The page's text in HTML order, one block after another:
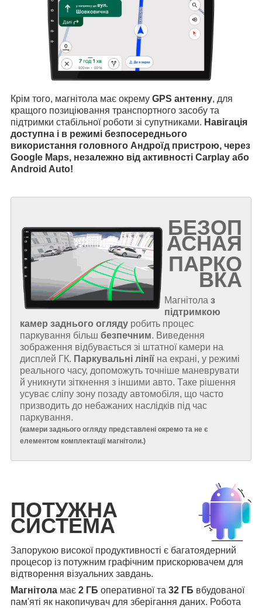
Крім того, магнітола має окрему GPS антенну, для
кращого позиціювання транспортного засобу та
підтримки стабільної роботи зі супутниками. Навігація
доступна і в режимі безпосереднього
використання головного Андроїд пристрою, через
Google Maps, незалежно від активності Carplay або
Android Auto!
БЕЗОП
АСНАЯ
ПАРКО
ВКА
Магнітола з
підтримкою
камер заднього огляду робить процес
паркування більш безпечним. Виведення
зображення відбувається зі штатної камери на
дисплей ГК. Паркувальні лінії на екрані, у режимі
реального часу, допоможуть точніше маневрувати
й уникнути зіткнення з іншими авто. Таке рішення
усуває сліпу зону позаду автомобіля, що часто
призводить до небажаних наслідків під час
паркування.
(камери заднього огляду представлені окремо та не є
елементом комплектації магнітоли.)
ПОТУЖНА
СИСТЕМА
Запорукою високої продуктивності є багатоядерний
процесор із потужним графічним прискорювачем для
відтворення візуальних завдань.
Магнітола має 2 ГБ оперативної та 32 ГБ вбудованої
пам'яті як накопичувач для зберігання даних. Робота